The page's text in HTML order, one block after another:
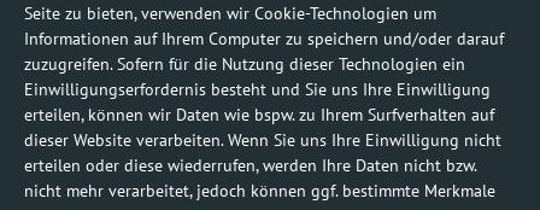
Seite zu bieten, verwenden wir Cookie-Technologien um
Informationen auf Ihrem Computer zu speichern und/oder darauf
zuzugreifen. Sofern für die Nutzung dieser Technologien ein
Einwilligungserfordernis besteht und Sie uns Ihre Einwilligung
erteilen, können wir Daten wie bspw. zu Ihrem Surfverhalten auf
dieser Website verarbeiten. Wenn Sie uns Ihre Einwilligung nicht
erteilen oder diese wiederrufen, werden Ihre Daten nicht bzw.
nicht mehr verarbeitet, jedoch können ggf. bestimmte Merkmale
Befundauskünfte/
Nachforderungen
0800 1219100-10